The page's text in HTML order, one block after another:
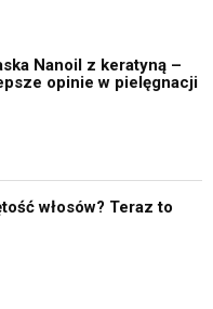
Nanoil z keratyną –
opinie w pielęgnacji
włosów? Teraz to